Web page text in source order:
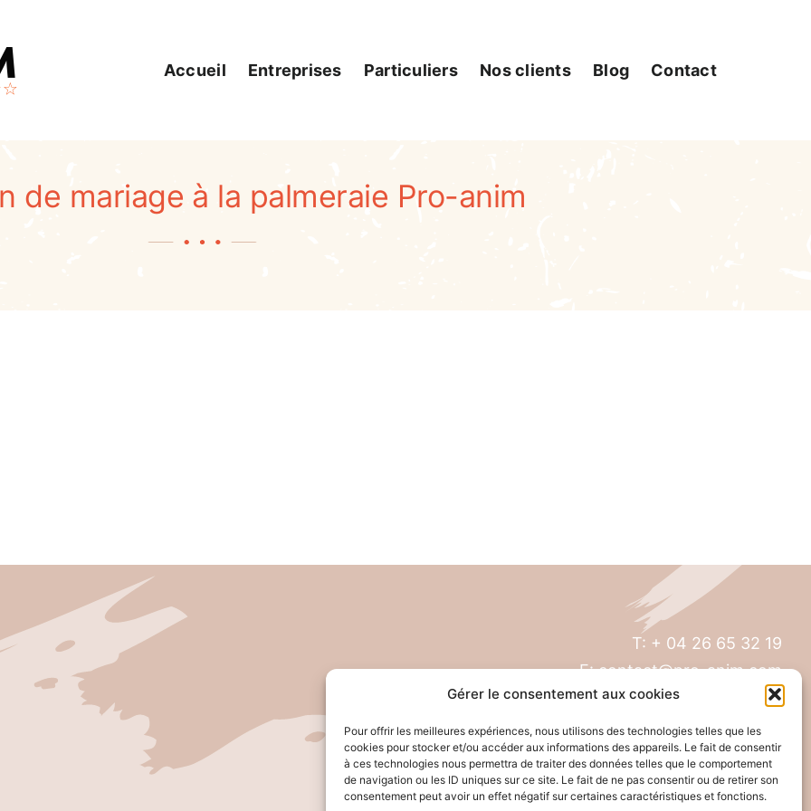
Gérer le consentement aux cookies
Pour offrir les meilleures expériences, nous utilisons des technologies telles que les
cookies pour stocker et/ou accéder aux informations des appareils. Le fait de consentir
à ces technologies nous permettra de traiter des données telles que le comportement
de navigation ou les ID uniques sur ce site. Le fait de ne pas consentir ou de retirer son
consentement peut avoir un effet négatif sur certaines caractéristiques et fonctions.
Accueil Entreprises Particuliers Nos clients Blog Contact
de mariage à la palmeraie Pro-anim
T: + 04 26 65 32 19
E: contact@pro-anim.com
69300 Caluire